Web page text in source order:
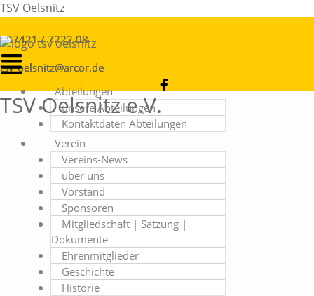
Zum
springen
TSV Oelsnitz
037421 / 7222 08
tsv-oelsnitz@arcor.de
TSV Oelsnitz e.V.
Menü
Abteilungen
unsere Abteilungen
Kontaktdaten Abteilungen
Verein
Vereins-News
über uns
Vorstand
Sponsoren
Mitgliedschaft | Satzung |
Dokumente
Ehrenmitglieder
Geschichte
Historie